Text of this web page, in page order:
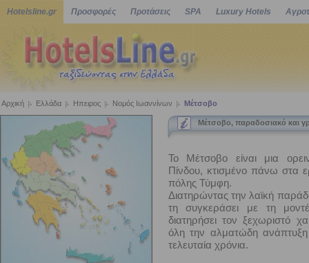
Hotelsline.gr Προσφορές Προτάσεις SPA Luxury Hotels
Αρχική Ελλάδα Ηπειρος Νομός Ιωαννίνων Μέτσοβο
Μέτσοβο, παραδοσιακό και
Το Μέτσοβο είναι μια
Πίνδου, κτισμένο πάνω στα
πόλης Τύμφη.
Διατηρώντας την λαϊκή
τη συγκεράσει με τη
διατηρήσει τον ξεχωριστό
όλη την αλματώδη
τελευταία χρόνια.